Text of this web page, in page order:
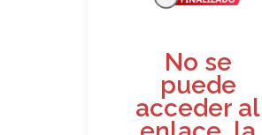
No se
puede
acceder al